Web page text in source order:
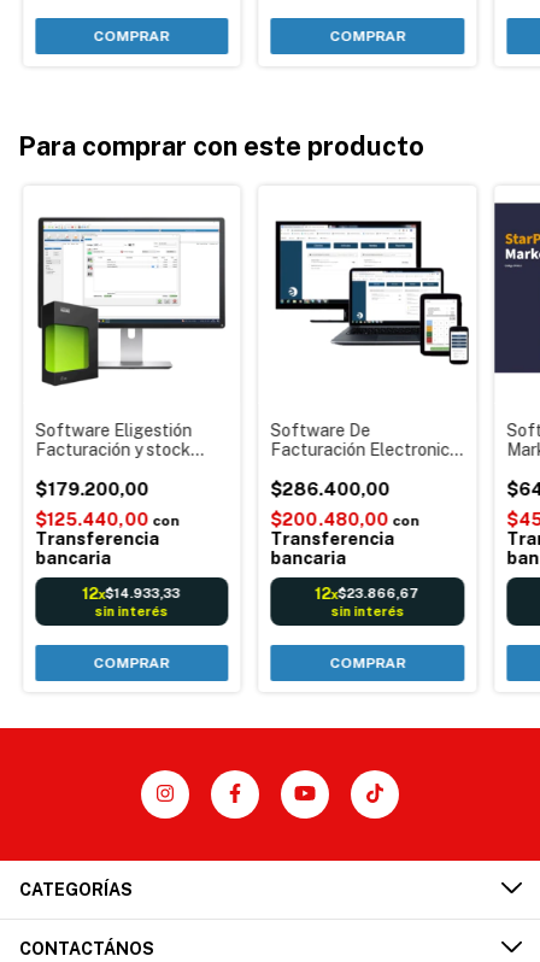
Para comprar con este producto
Software Eligestión
Facturación y stock
factura electrónica o
impresora fiscal -
Sistema de punto de
venta para control de
comercios
$179.200,00
$125.440,00 con
Transferencia
bancaria
12x$14.933,33
sin interés
COMPRAR
Software De
Facturación Electronica
Nube Stock
Administración
$286.400,00
$200.480,00 con
Transferencia
bancaria
12x$23.866,67
sin interés
de
CATEGORÍAS
CONTACTÁNOS